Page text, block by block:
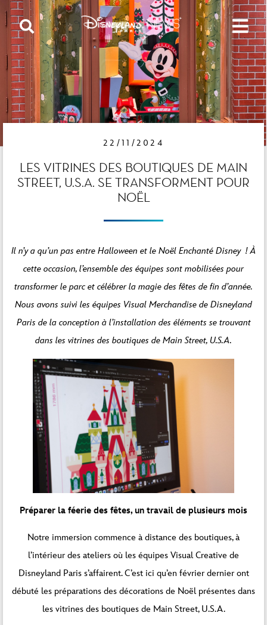
22/11/2024
LES VITRINES DES BOUTIQUES DE MAIN
STREET, U.S.A. SE TRANSFORMENT POUR
NOËL
Il n’y a qu’un pas entre Halloween et le Noël Enchanté Disney ! À
cette occasion, l’ensemble des équipes sont mobilisées pour
transformer le parc et célébrer la magie des fêtes de fin d’année.
Nous avons suivi les équipes Visual Merchandise de Disneyland
Paris de la conception à l’installation des éléments se trouvant
dans les vitrines des boutiques de Main Street, U.S.A.
Préparer la féerie des fêtes, un travail de plusieurs mois
Notre immersion commence à distance des boutiques, à
l’intérieur des ateliers où les équipes Visual Creative de
Disneyland Paris s’affairent. C’est ici qu’en février dernier ont
débuté les préparations des décorations de Noël présentes dans
les vitrines des boutiques de Main Street, U.S.A.